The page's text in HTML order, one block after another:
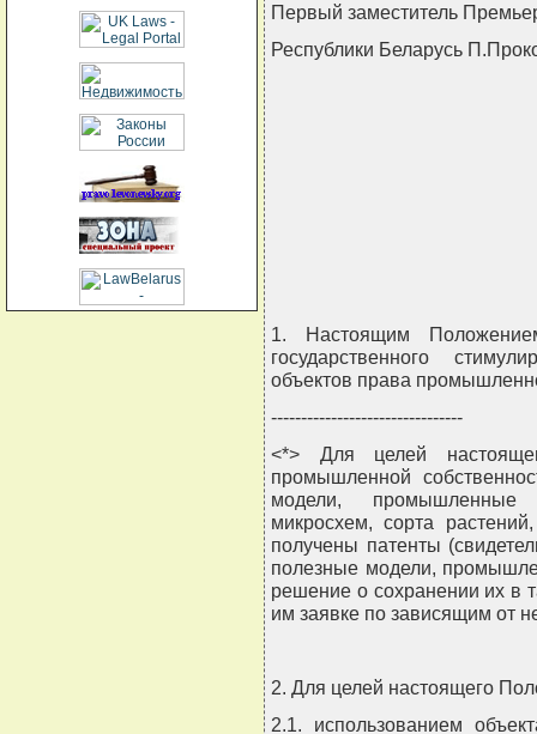
Первый заместитель
Республики Беларусь
1. Настоящим
государственного
объектов права
--------------------------------
<*> Для целей
промышленной
модели, промышленные
микросхем, сорта
получены патенты
полезные модели,
решение о сохранении их в
им заявке по зависящим от
2. Для целей настоящего
2.1. использованием